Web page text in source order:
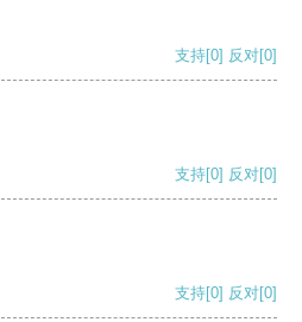
支持[0] 反对[0]
支持[0] 反对[0]
支持[0] 反对[0]